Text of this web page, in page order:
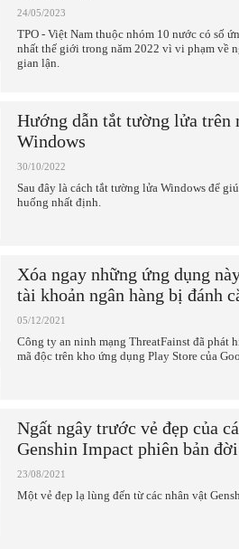
24/05/2023
TPO - Việt Nam thuộc nhóm 10 nước có số
nhất thế giới trong năm 2022 vì vi phạm về
gian lận.
Hướng dẫn tắt tường lửa trên
Windows
30/10/2022
Sau đây là cách tắt tường lửa Windows để
huống nhất định.
Xóa ngay những ứng dụng
tài khoản ngân hàng bị đánh
05/12/2021
Công ty an ninh mạng ThreatFainst đã phát
mã độc trên kho ứng dụng Play Store của
Ngất ngây trước vẻ đẹp của
Genshin Impact phiên bản
23/08/2021
Một vẻ đẹp lạ lùng đến từ các nhân vật